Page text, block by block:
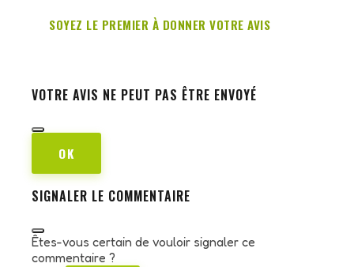
SOYEZ LE PREMIER À DONNER VOTRE AVIS
VOTRE AVIS NE PEUT PAS ÊTRE ENVOYÉ
OK
SIGNALER LE COMMENTAIRE
Êtes-vous certain de vouloir signaler ce
commentaire ?